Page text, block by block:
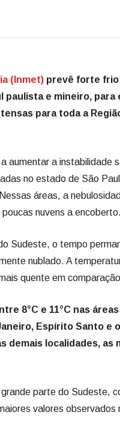
(Inmet) prevê forte frio
paulista e mineiro, para
para toda a
aumentar a instabilidade
no estado de São
áreas, a
nuvens a
Sudeste, o tempo
nublado. A
quente em
8°C e 11°C nas
Espírito Santo e
demais localidades, as
parte do Sudeste,
valores